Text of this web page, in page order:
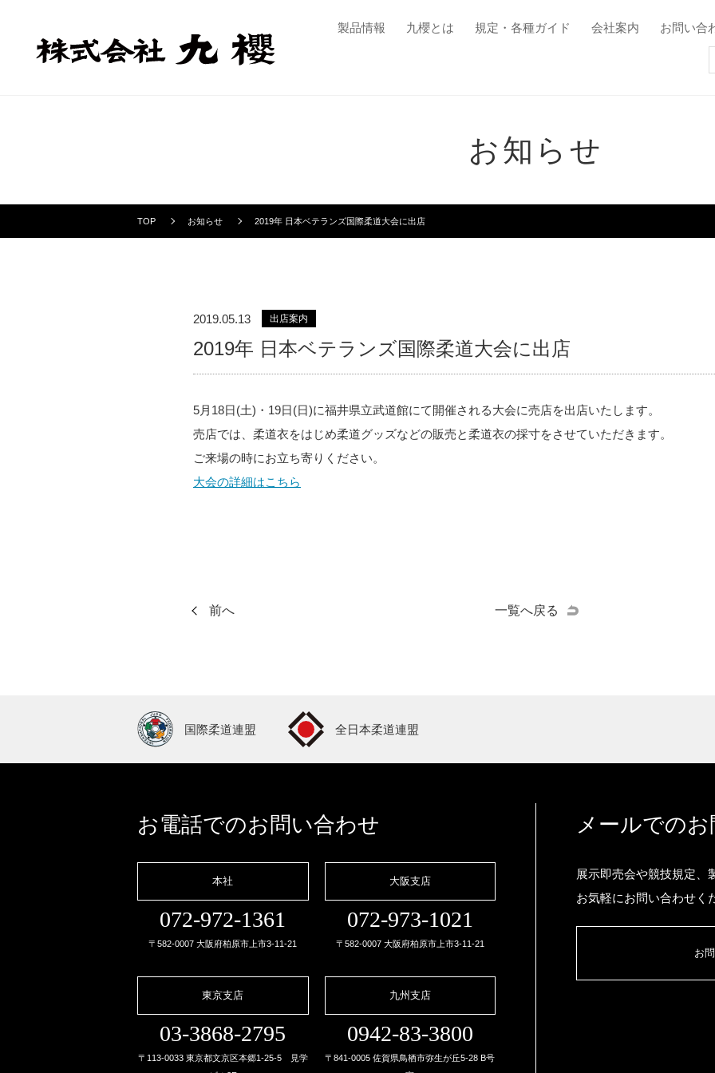
製品情報 九櫻とは 規定・各種ガイド 会社案内 お問い合
お知らせ
TOP お知らせ 2019年 日本ベテランズ国際柔道大会に出店
2019.05.13 出店案内
2019年 日本ベテランズ国際柔道大会に出店
5月18日(土)・19日(日)に福井県立武道館にて開催される大会に売店を出店いたします。
売店では、柔道衣をはじめ柔道グッズなどの販売と柔道衣の採寸をさせていただきます。
ご来場の時にお立ち寄りください。
大会の詳細はこちら
前へ 一覧へ戻る
国際柔道連盟 全日本柔道連盟
お電話でのお問い合わせ
本社
072-972-1361
〒582-0007 大阪府柏原市上市3-11-21
大阪支店
072-973-1021
〒582-0007 大阪府柏原市上市3-11-21
東京支店
03-3868-2795
〒113-0033 東京都文京区本郷1-25-5 見学
九州支店
0942-83-3800
〒841-0005 佐賀県鳥栖市弥生が丘5-28 B号
メールでの
展示即売会や競技規定、
お気軽にお問い合わせく
お